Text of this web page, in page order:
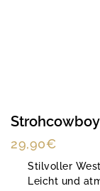
29,90€
Stilvoller
Leicht und